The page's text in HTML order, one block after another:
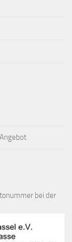
bei der